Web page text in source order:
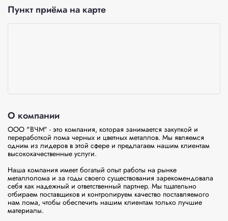
Пункт приёма на карте
О компании
ООО "ВЧМ" - это компания, которая занимается закупкой и
переработкой лома черных и цветных металлов. Мы являемся
одним из лидеров в этой сфере и предлагаем нашим клиентам
высококачественные услуги.
Наша компания имеет богатый опыт работы на рынке
металлолома и за годы своего существования зарекомендовала
себя как надежный и ответственный партнер. Мы тщательно
отбираем поставщиков и контролируем качество поставляемого
нам лома, чтобы обеспечить нашим клиентам только лучшие
материалы.